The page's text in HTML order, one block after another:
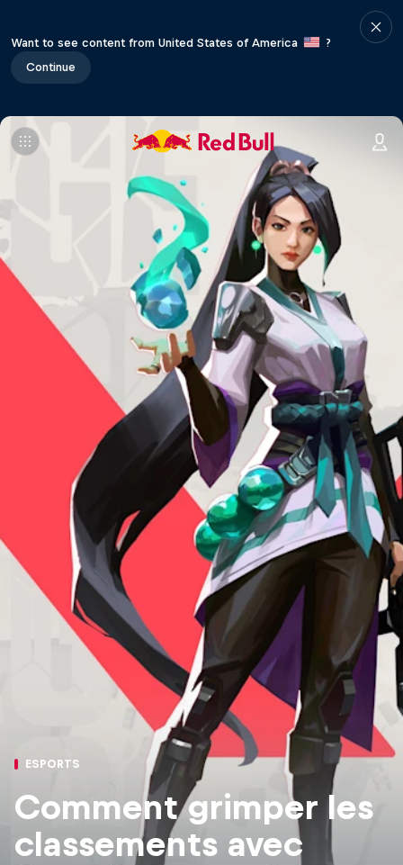
Want to see content from United States of America
?
Continue
ESPORTS
Comment grimper les
classements avec